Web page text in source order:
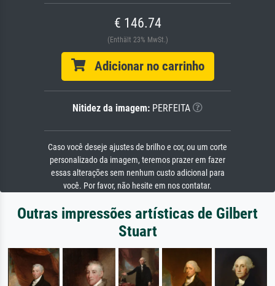
€ 146.74
(Enthält 23% MwSt.)
Adicionar no carrinho
Nitidez da imagem: PERFEITA
Caso você deseje ajustes de brilho e cor, ou um corte
personalizado da imagem, teremos prazer em fazer
essas alterações sem nenhum custo adicional para
você. Por favor, não hesite em nos contatar.
Outras impressões artísticas de Gilbert
Stuart